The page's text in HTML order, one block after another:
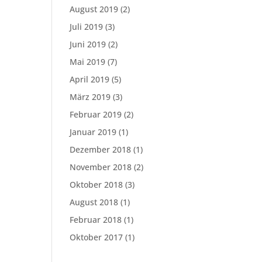
August 2019 (2)
Juli 2019 (3)
Juni 2019 (2)
Mai 2019 (7)
April 2019 (5)
März 2019 (3)
Februar 2019 (2)
Januar 2019 (1)
Dezember 2018 (1)
November 2018 (2)
Oktober 2018 (3)
August 2018 (1)
Februar 2018 (1)
Oktober 2017 (1)